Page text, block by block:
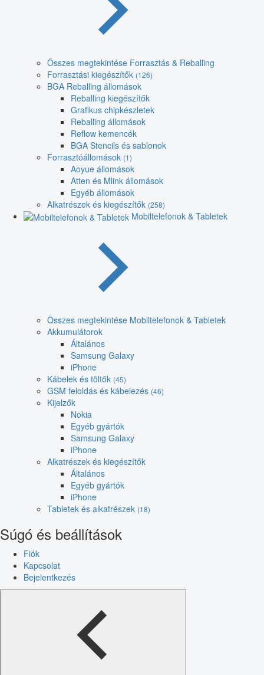
Összes megtekintése Forrasztás & Reballing
Forrasztási kiegészítők (126)
BGA Reballing állomások
Reballing kiegészítők
Grafikus chipkészletek
Reballing állomások
Reflow kemencék
BGA Stencils és sablonok
Forrasztóállomások (1)
Aoyue állomások
Atten és Mlink állomások
Egyéb állomások
Alkatrészek és kiegészítők (258)
Mobiltelefonok & Tabletek
Összes megtekintése Mobiltelefonok & Tabletek
Akkumulátorok
Általános
Samsung Galaxy
iPhone
Kábelek és töltők (45)
GSM feloldás és kábelezés (46)
Kijelzők
Nokia
Egyéb gyártók
Samsung Galaxy
iPhone
Alkatrészek és kiegészítők
Általános
Egyéb gyártók
iPhone
Tabletek és alkatrészek (18)
Súgó és beállítások
Fiók
Kapcsolat
Bejelentkezés